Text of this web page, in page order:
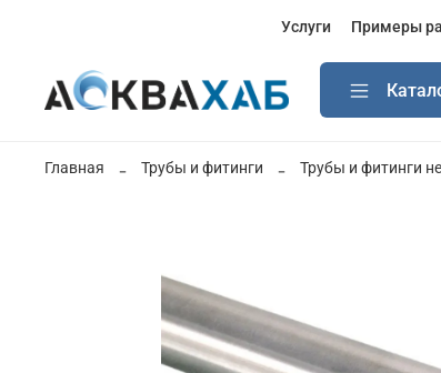
Услуги Примеры
Главная Трубы и фитинги Трубы и фитинги